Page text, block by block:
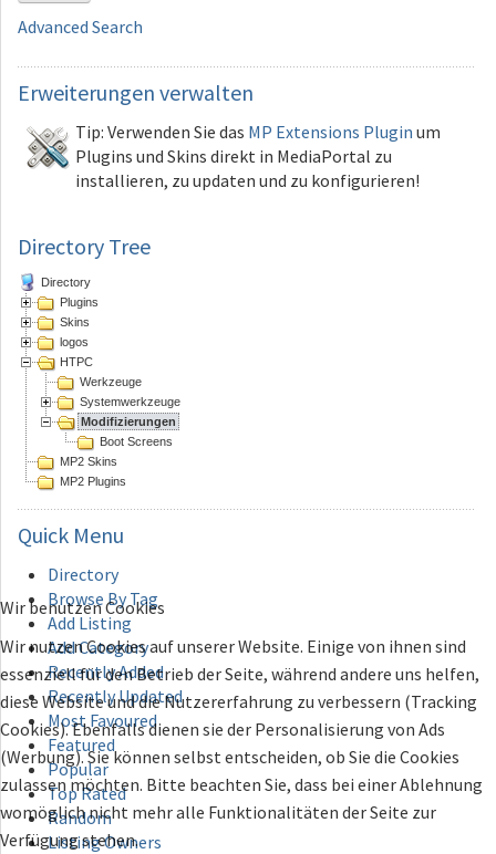
Advanced Search
Erweiterungen verwalten
Tip: Verwenden Sie das MP Extensions Plugin um
Plugins und Skins direkt in MediaPortal zu
installieren, zu updaten und zu konfigurieren!
Directory Tree
Directory
Plugins
Skins
logos
HTPC
Werkzeuge
Systemwerkzeuge
Modifizierungen
Boot Screens
MP2 Skins
MP2 Plugins
Quick Menu
Directory
Browse By Tag
Add Listing
Add Category
Recently Added
Recently Updated
Most Favoured
Featured
Popular
Top Rated
Random
Listing Owners
Wir benutzen Cookies
Wir nutzen Cookies auf unserer Website. Einige von ihnen sind
essenziell für den Betrieb der Seite, während andere uns helfen,
diese Website und die Nutzererfahrung zu verbessern (Tracking
Cookies). Ebenfalls dienen sie der Personalisierung von Ads
(Werbung). Sie können selbst entscheiden, ob Sie die Cookies
zulassen möchten. Bitte beachten Sie, dass bei einer Ablehnung
womöglich nicht mehr alle Funktionalitäten der Seite zur
Verfügung stehen.